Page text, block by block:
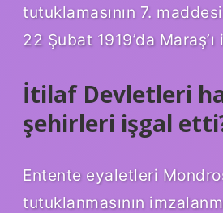
tutuklamasının 7.
22 Şubat 1919’da
İtilaf Devletleri
şehirleri işgal
Entente eyaletleri
tutuklanmasının